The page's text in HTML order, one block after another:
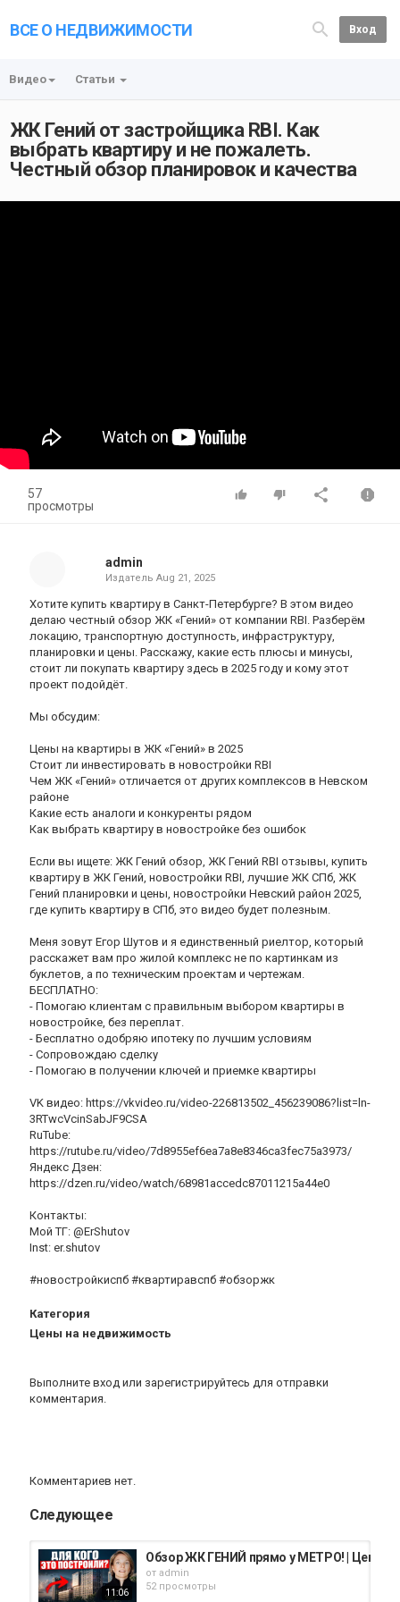
ВСЕ О НЕДВИЖИМОСТИ Вход
Видео Статьи
ЖК Гений от застройщика RBI. Как
выбрать квартиру и не пожалеть.
Честный обзор планировок и качества
57
просмотры
admin
Издатель Aug 21, 2025
Хотите купить квартиру в Санкт-Петербурге? В этом видео
делаю честный обзор ЖК «Гений» от компании RBI. Разберём
локацию, транспортную доступность, инфраструктуру,
планировки и цены. Расскажу, какие есть плюсы и минусы,
стоит ли покупать квартиру здесь в 2025 году и кому этот
проект подойдёт.
Мы обсудим:
Цены на квартиры в ЖК «Гений» в 2025
Стоит ли инвестировать в новостройки RBI
Чем ЖК «Гений» отличается от других комплексов в Невском
районе
Какие есть аналоги и конкуренты рядом
Как выбрать квартиру в новостройке без ошибок
Если вы ищете: ЖК Гений обзор, ЖК Гений RBI отзывы, купить
квартиру в ЖК Гений, новостройки RBI, лучшие ЖК СПб, ЖК
Гений планировки и цены, новостройки Невский район 2025,
где купить квартиру в СПб, это видео будет полезным.
Меня зовут Егор Шутов и я единственный риелтор, который
расскажет вам про жилой комплекс не по картинкам из
буклетов, а по техническим проектам и чертежам.
БЕСПЛАТНО:
- Помогаю клиентам с правильным выбором квартиры в
новостройке, без переплат.
- Бесплатно одобряю ипотеку по лучшим условиям
- Сопровождаю сделку
- Помогаю в получении ключей и приемке квартиры
VK видео: https://vkvideo.ru/video-226813502_456239086?list=ln-
3RTwcVcinSabJF9CSA
RuTube:
https://rutube.ru/video/7d8955ef6ea7a8e8346ca3fec75a3973/
Яндекс Дзен:
https://dzen.ru/video/watch/68981accedc87011215a44e0
Контакты:
Мой ТГ: @ErShutov
Inst: er.shutov
#новостройкиспб #квартиравспб #обзоржк
Категория
Цены на недвижимость
Выполните вход или зарегистрируйтесь для отправки
комментария.
Комментариев нет.
Следующее
11:06
Обзор ЖК ГЕНИЙ прямо у МЕТРО! | Цены
от admin
52 просмотры